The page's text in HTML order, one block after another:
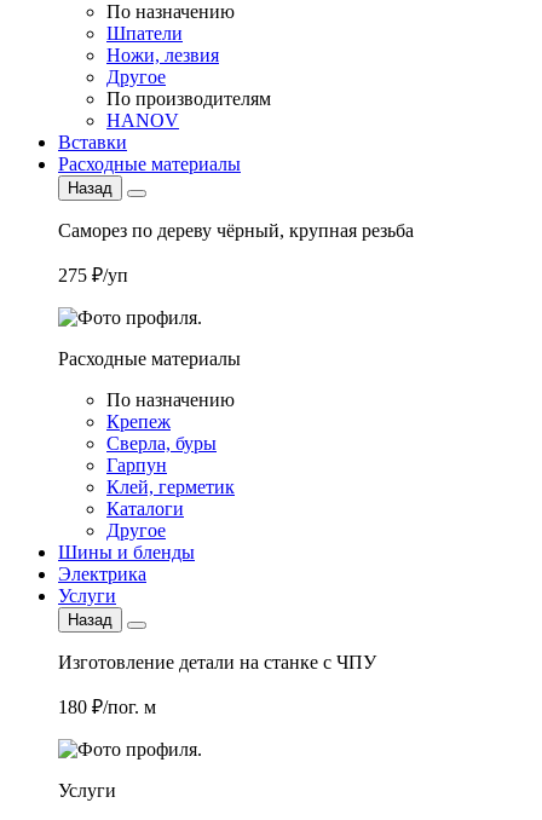
По назначению
Шпатели
Ножи, лезвия
Другое
По производителям
HANOV
Вставки
Расходные материалы
Назад
Саморез по дереву чёрный, крупная резьба
275 ₽/уп
Расходные материалы
По назначению
Крепеж
Сверла, буры
Гарпун
Клей, герметик
Каталоги
Другое
Шины и бленды
Электрика
Услуги
Назад
Изготовление детали на станке с ЧПУ
180 ₽/пог. м
Услуги